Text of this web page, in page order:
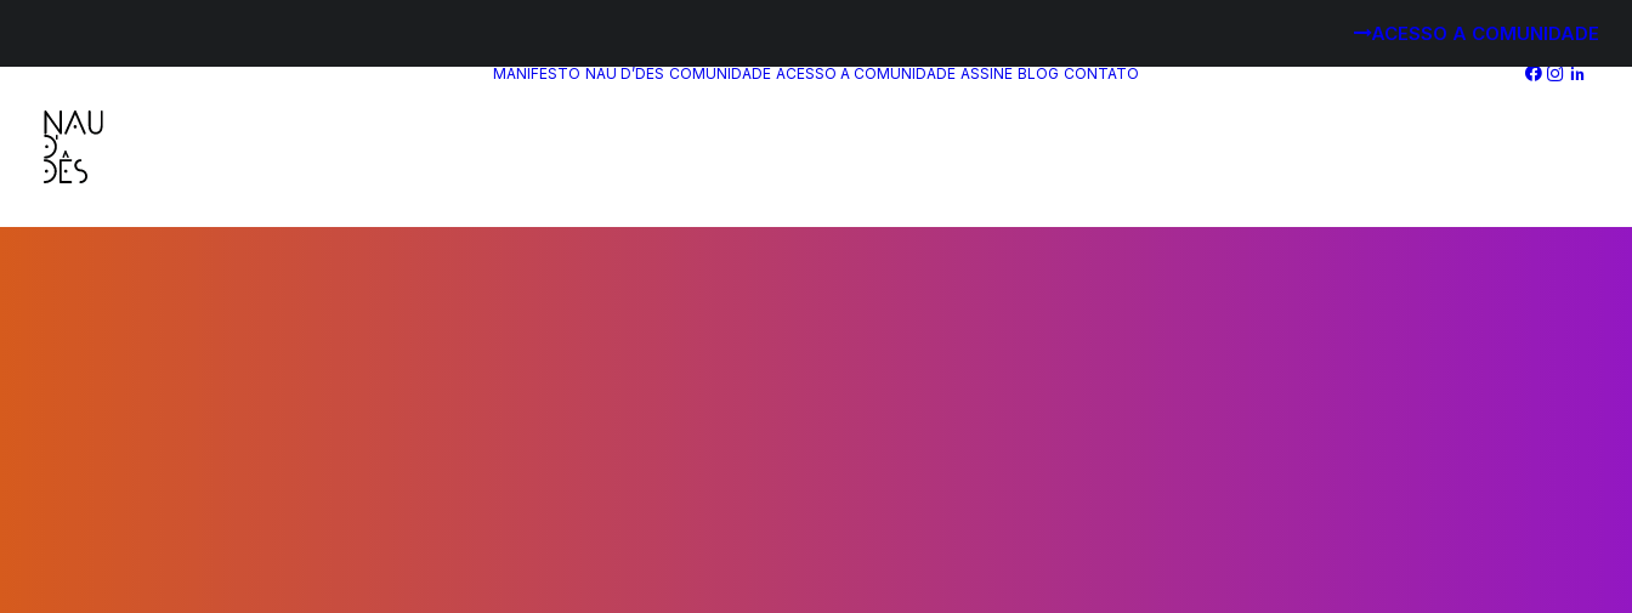
ACESSO A COMUNIDADE
MANIFESTO NAU D’DÊS COMUNIDADE ACESSO A COMUNIDADE ASSINE BLOG CONTATO